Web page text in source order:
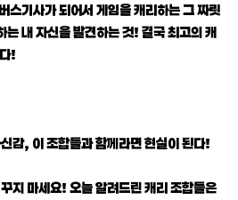
스기사가 되어서 게임을 캐리하는 그 짜릿
는 내 자신을 발견하는 것! 결국 최고의 캐
!
감, 이 조합들과 함께라면 현실이 된다!
지 마세요! 오늘 알려드린 캐리 조합들은